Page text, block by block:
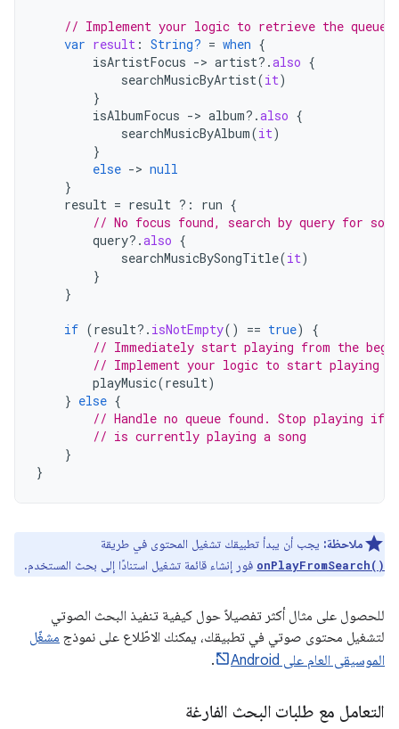
// Implement your logic to retrieve the queue
var result : String? = when {
isArtistFocus -> artist?.also {
searchMusicByArtist(it)
}
isAlbumFocus -> album?.also {
searchMusicByAlbum(it)
}
else -> null
}
result = result ?: run {
// No focus found, search by query for
query?.also {
searchMusicBySongTitle(it)
}
}
if (result?. isNotEmpty() == true)
{
// Immediately start playing from the
// Implement your logic to start playing
playMusic(result)
} else {
// Handle no queue found. Stop playing if
// is currently playing a song
}
}
ملاحظة: يجب أن يبدأ تطبيقك تشغيل المحتوى في طريقة
onPlayFromSearch() فور إنشاء قائمة تشغيل استنادًا إلى بحث المستخدم.
للحصول على مثال أكثر تفصيلاً حول كيفية تنفيذ البحث الصوتي
لتشغيل محتوى صوتي في تطبيقك، يمكنك الاطّلاع على نموذج مشغّل
الموسيقى العام على Android
.
التعامل مع طلبات البحث الفارغة